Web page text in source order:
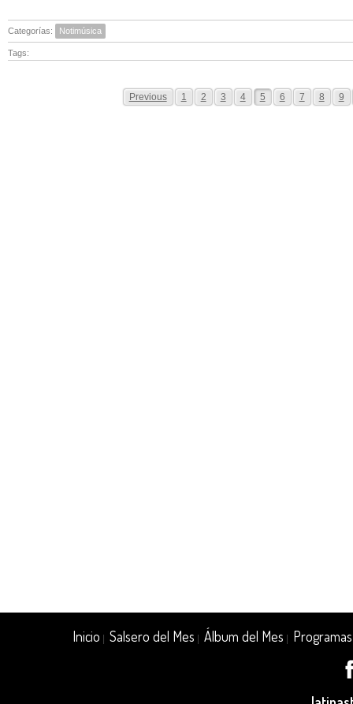
Categorías: Notimúsica
Tags:
Previous 1 2 3 4 5 6 7 8 9
Inicio |Salsero del Mes |Álbum del Mes Programas